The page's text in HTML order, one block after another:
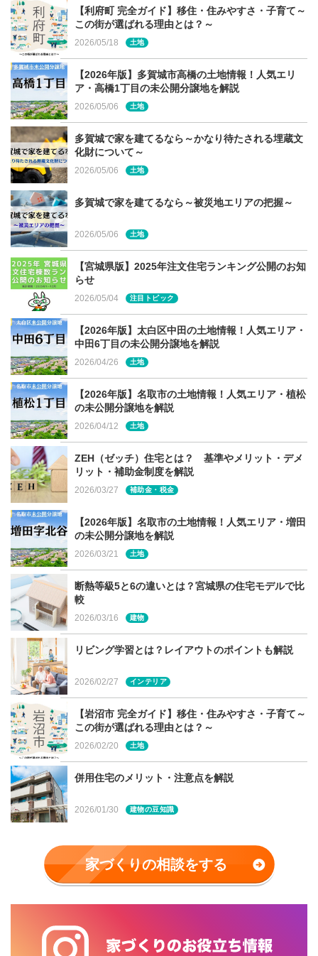
【利府町 完全ガイド】移住・住みやすさ・子育て～
この街が選ばれる理由とは？～
2026/05/18 土地
【2026年版】多賀城市高橋の土地情報！人気エリ
ア・高橋1丁目の未公開分譲地を解説
2026/05/06 土地
多賀城で家を建てるなら～かなり待たされる埋蔵文
化財について～
2026/05/06 土地
多賀城で家を建てるなら～被災地エリアの把握～
2026/05/06 土地
【宮城県版】2025年注文住宅ランキング公開のお知
らせ
2026/05/04 注目トピック
【2026年版】太白区中田の土地情報！人気エリア・
中田6丁目の未公開分譲地を解説
2026/04/26 土地
【2026年版】名取市の土地情報！人気エリア・植松
の未公開分譲地を解説
2026/04/12 土地
ZEH（ゼッチ）住宅とは？ 基準やメリット・デメ
リット・補助金制度を解説
2026/03/27 補助金・税金
【2026年版】名取市の土地情報！人気エリア・増田
の未公開分譲地を解説
2026/03/21 土地
断熱等級5と6の違いとは？宮城県の住宅モデルで比
較
2026/03/16 建物
リビング学習とは？レイアウトのポイントも解説
2026/02/27 インテリア
【岩沼市 完全ガイド】移住・住みやすさ・子育て～
この街が選ばれる理由とは？～
2026/02/20 土地
併用住宅のメリット・注意点を解説
2026/01/30 建物の豆知識
家づくりの相談をする